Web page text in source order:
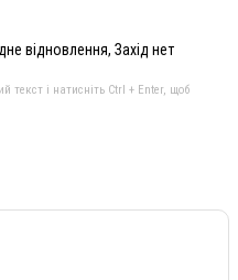
відновлення, Захід нет
текст і натисніть Ctrl + Enter, щоб